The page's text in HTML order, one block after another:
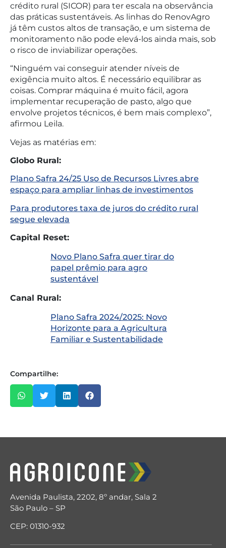
crédito rural (SICOR) para ter escala na observância
das práticas sustentáveis. As linhas do RenovAgro
já têm custos altos de transação, e um sistema de
monitoramento não pode elevá-los ainda mais, sob
o risco de inviabilizar operações.
“Ninguém vai conseguir atender níveis de
exigência muito altos. É necessário equilibrar as
coisas. Comprar máquina é muito fácil, agora
implementar recuperação de pasto, algo que
envolve projetos técnicos, é bem mais complexo”,
afirmou Leila.
Vejas as matérias em:
Globo Rural:
Plano Safra 24/25 Uso de Recursos Livres abre
espaço para ampliar linhas de investimentos
Para produtores taxa de juros do crédito rural
segue elevada
Capital Reset:
Novo Plano Safra quer tirar do
papel prêmio para agro
sustentável
Canal Rural:
Plano Safra 2024/2025: Novo
Horizonte para a Agricultura
Familiar e Sustentabilidade
Compartilhe:
Avenida Paulista, 2202, 8º andar, Sala 2
São Paulo – SP
CEP: 01310-932